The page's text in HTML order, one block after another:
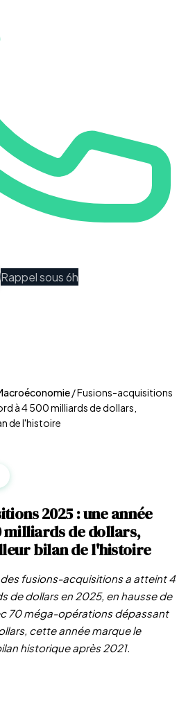
Rappel sous 6h
/Fusions-acquisitions
à 4 500 milliards de dollars,
de l'histoire
2025 : une année
milliards de dollars,
bilan de l'histoire
fusions-acquisitions a atteint 4
de dollars en 2025, en hausse de
70 méga-opérations dépassant
cette année marque le
historique après 2021.